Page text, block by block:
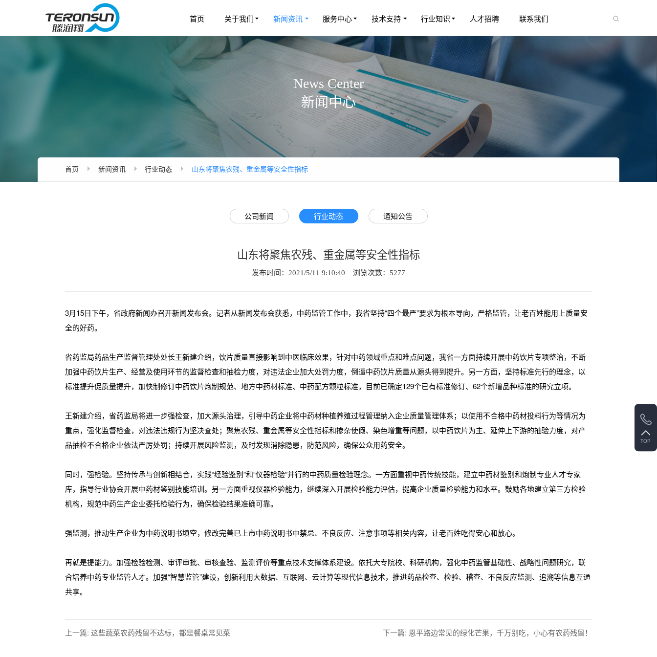
首页 关于我们 新闻资讯 服务中心 技术支持 行业知识 人才招聘 联系我们
TOP
News Center
新闻中心
首页 新闻资讯 行业动态 山东将聚焦农残、重金属等安全性指标
公司新闻 行业动态 通知公告
山东将聚焦农残、重金属等安全性指标
发布时间：2021/5/11 9:10:40 浏览次数：5277
3月15日下午，省政府新闻办召开新闻发布会。记者从新闻发布会获悉，中药监管工作中，我省坚持“四个最严”要求为根本导向，严格监管，让老百姓能用上质量安
全的好药。
省药监局药品生产监督管理处处长王新建介绍，饮片质量直接影响到中医临床效果，针对中药领域重点和难点问题，我省一方面持续开展中药饮片专项整治，不断
加强中药饮片生产、经营及使用环节的监督检查和抽检力度，对违法企业加大处罚力度，倒逼中药饮片质量从源头得到提升。另一方面，坚持标准先行的理念，以
标准提升促质量提升，加快制修订中药饮片炮制规范、地方中药材标准、中药配方颗粒标准，目前已确定129个已有标准修订、62个新增品种标准的研究立项。
王新建介绍，省药监局将进一步强检查，加大源头治理，引导中药企业将中药材种植养殖过程管理纳入企业质量管理体系；以使用不合格中药材投料行为等情况为
重点，强化监督检查，对违法违规行为坚决查处；聚焦农残、重金属等安全性指标和掺杂使假、染色增重等问题，以中药饮片为主、延伸上下游的抽验力度，对产
品抽检不合格企业依法严厉处罚；持续开展风险监测，及时发现消除隐患，防范风险，确保公众用药安全。
同时，强检验。坚持传承与创新相结合，实践“经验鉴别”和“仪器检验”并行的中药质量检验理念。一方面重视中药传统技能，建立中药材鉴别和炮制专业人才专家
库，指导行业协会开展中药材鉴别技能培训。另一方面重视仪器检验能力，继续深入开展检验能力评估，提高企业质量检验能力和水平。鼓励各地建立第三方检验
机构，规范中药生产企业委托检验行为，确保检验结果准确可靠。
强监测，推动生产企业为中药说明书填空，修改完善已上市中药说明书中禁忌、不良反应、注意事项等相关内容，让老百姓吃得安心和放心。
再就是提能力。加强检验检测、审评审批、审核查验、监测评价等重点技术支撑体系建设。依托大专院校、科研机构，强化中药监管基础性、战略性问题研究，联
合培养中药专业监管人才。加强“智慧监管”建设，创新利用大数据、互联网、云计算等现代信息技术，推进药品检查、检验、稽查、不良反应监测、追溯等信息互通
共享。
上一篇: 这些蔬菜农药残留不达标，都是餐桌常见菜 下一篇: 恩平路边常见的绿化芒果，千万别吃，小心有农药残留！